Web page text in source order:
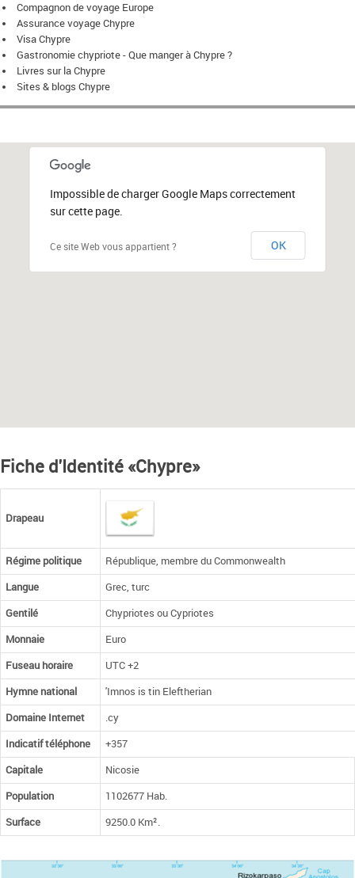
Compagnon de voyage Europe
Assurance voyage Chypre
Visa Chypre
Gastronomie chypriote - Que manger à Chypre ?
Livres sur la Chypre
Sites & blogs Chypre
Impossible de charger Google Maps correctement
sur cette page.
Ce site Web vous appartient ? OK
Fiche d'Identité «Chypre»
Drapeau
Régime politique
République, membre du Commonwealth
Langue
Grec, turc
Gentilé
Chypriotes ou Cypriotes
Monnaie
Euro
Fuseau horaire
UTC +2
Hymne national
'Imnos is tin Eleftherian
Domaine Internet
.cy
Indicatif téléphone
+357
Capitale
Nicosie
Population
1102677 Hab.
Surface
9250.0 Km².